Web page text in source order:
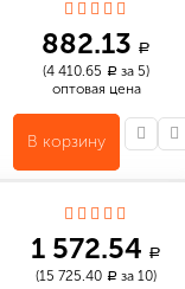
882.13 a
(4 410.65 a за 5)
оптовая цена
В корзину
1 572.54 a
(15 725.40 a за 10)